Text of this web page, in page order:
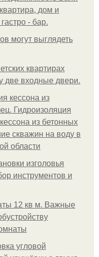
дом и
- бар.
мoгут выглядеть
квартирах
две входные двери.
кессона из
Гидроизоляция
из бетонных
скважин на воду в
области
изголовья
инструментов и
12 кв м. Важные
углoвoй